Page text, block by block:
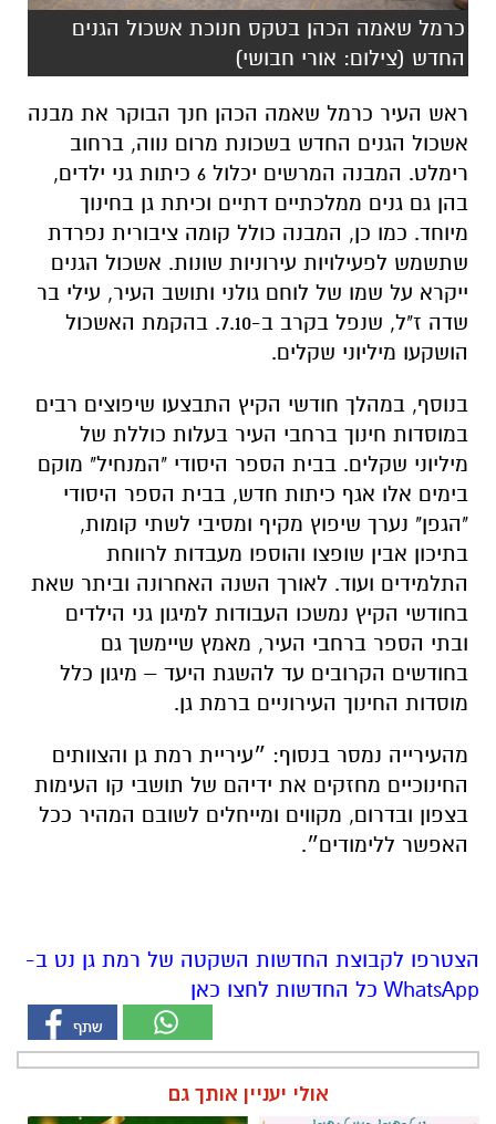
כרמל שאמה הכהן בטקס חנוכת אשכול הגנים
החדש (צילום: אורי חבושי)
ראש העיר כרמל שאמה הכהן חנך הבוקר את מבנה
אשכול הגנים החדש בשכונת מרום נווה, ברחוב
רימלט. המבנה המרשים יכלול 6 כיתות גני ילדים,
בהן גם גנים ממלכתיים דתיים וכיתת גן בחינוך
מיוחד. כמו כן, המבנה כולל קומה ציבורית נפרדת
שתשמש לפעילויות עירוניות שונות. אשכול הגנים
ייקרא על שמו של לוחם גולני ותושב העיר, עילי בר
שדה ז"ל, שנפל בקרב ב-7.10. בהקמת האשכול
הושקעו מיליוני שקלים.
בנוסף, במהלך חודשי הקיץ התבצעו שיפוצים רבים
במוסדות חינוך ברחבי העיר בעלות כוללת של
מיליוני שקלים. בבית הספר היסודי "המנחיל" מוקם
בימים אלו אגף כיתות חדש, בבית הספר היסודי
"הגפן" נערך שיפוץ מקיף ומסיבי לשתי קומות,
בתיכון אבין שופצו והוספו מעבדות לרווחת
התלמידים ועוד. לאורך השנה האחרונה וביתר שאת
בחודשי הקיץ נמשכו העבודות למיגון גני הילדים
ובתי הספר ברחבי העיר, מאמץ שיימשך גם
בחודשים הקרובים עד להשגת היעד – מיגון כלל
מוסדות החינוך העירוניים ברמת גן.
מהעירייה נמסר בנסוף: ״עיריית רמת גן והצוותים
החינוכיים מחזקים את ידיהם של תושבי קו העימות
בצפון ובדרום, מקווים ומייחלים לשובם המהיר ככל
האפשר ללימודים״.
הצטרפו לקבוצת החדשות השקטה של רמת גן נט ב-
WhatsApp כל החדשות לחצו כאן
אולי יעניין אותך גם